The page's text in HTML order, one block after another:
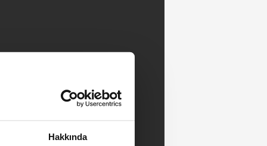
Hakkında